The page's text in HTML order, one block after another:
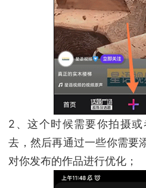
2、这个时候需要你拍摄
去，然后再通过一些你需要
对你发布的作品进行优化；